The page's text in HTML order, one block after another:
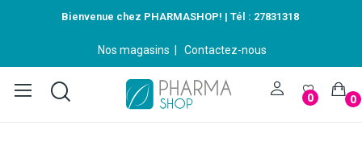
Bienvenue chez PHARMASHOP! | Tél : 27831318
Nos magasins Contactez-nous
0 0